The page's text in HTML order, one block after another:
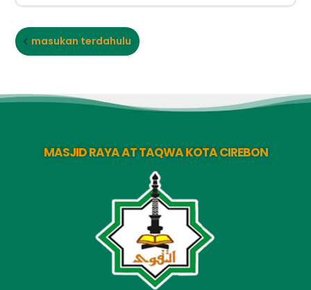
masukan terdahulu
MASJID RAYA AT TAQWA KOTA CIREBON